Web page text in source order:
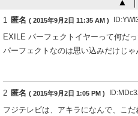
▲ ｜
1 匿名 ( 2015年9月2日 11:35 AM )
EXILE パーフェクトイヤーって何だっ
パーフェクトなのは思い込みだけじゃ
2 匿名 ( 2015年9月2日 1:05 PM )
フジテレビは、アキラになんで、こ